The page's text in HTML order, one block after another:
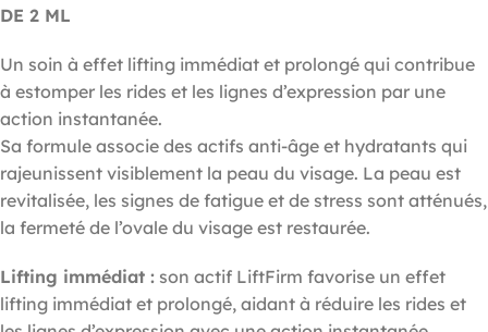
DE 2 ML
Un soin à effet lifting immédiat et prolongé qui contribue
à estomper les rides et les lignes d’expression par une
action instantanée.
Sa formule associe des actifs anti-âge et hydratants qui
rajeunissent visiblement la peau du visage. La peau est
revitalisée, les signes de fatigue et de stress sont atténués,
la fermeté de l’ovale du visage est restaurée.
Lifting immédiat : son actif LiftFirm favorise un effet
lifting immédiat et prolongé, aidant à réduire les rides et